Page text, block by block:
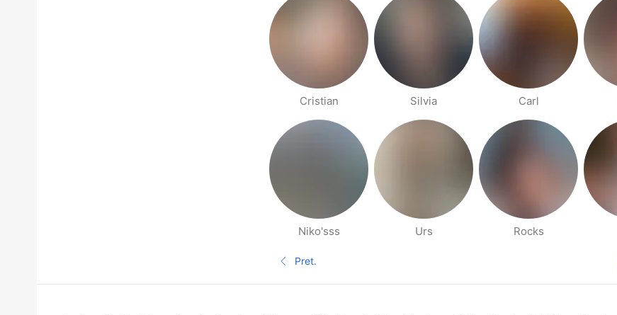
Cristian Silvia Carl
Niko'sss Urs Rocks
Prethodna stranica
Pret.